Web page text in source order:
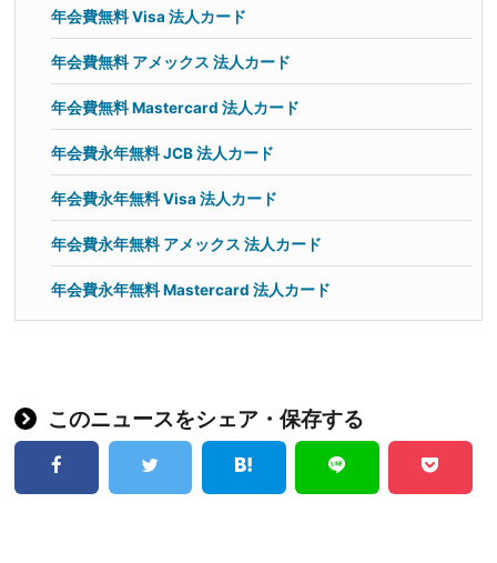
年会費無料 Visa 法人カード
年会費無料 アメックス 法人カード
年会費無料 Mastercard 法人カード
年会費永年無料 JCB 法人カード
年会費永年無料 Visa 法人カード
年会費永年無料 アメックス 法人カード
年会費永年無料 Mastercard 法人カード
このニュースをシェア・保存する